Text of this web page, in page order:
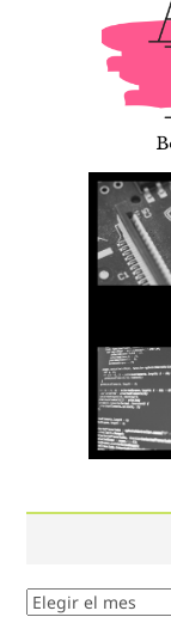
Nuestro